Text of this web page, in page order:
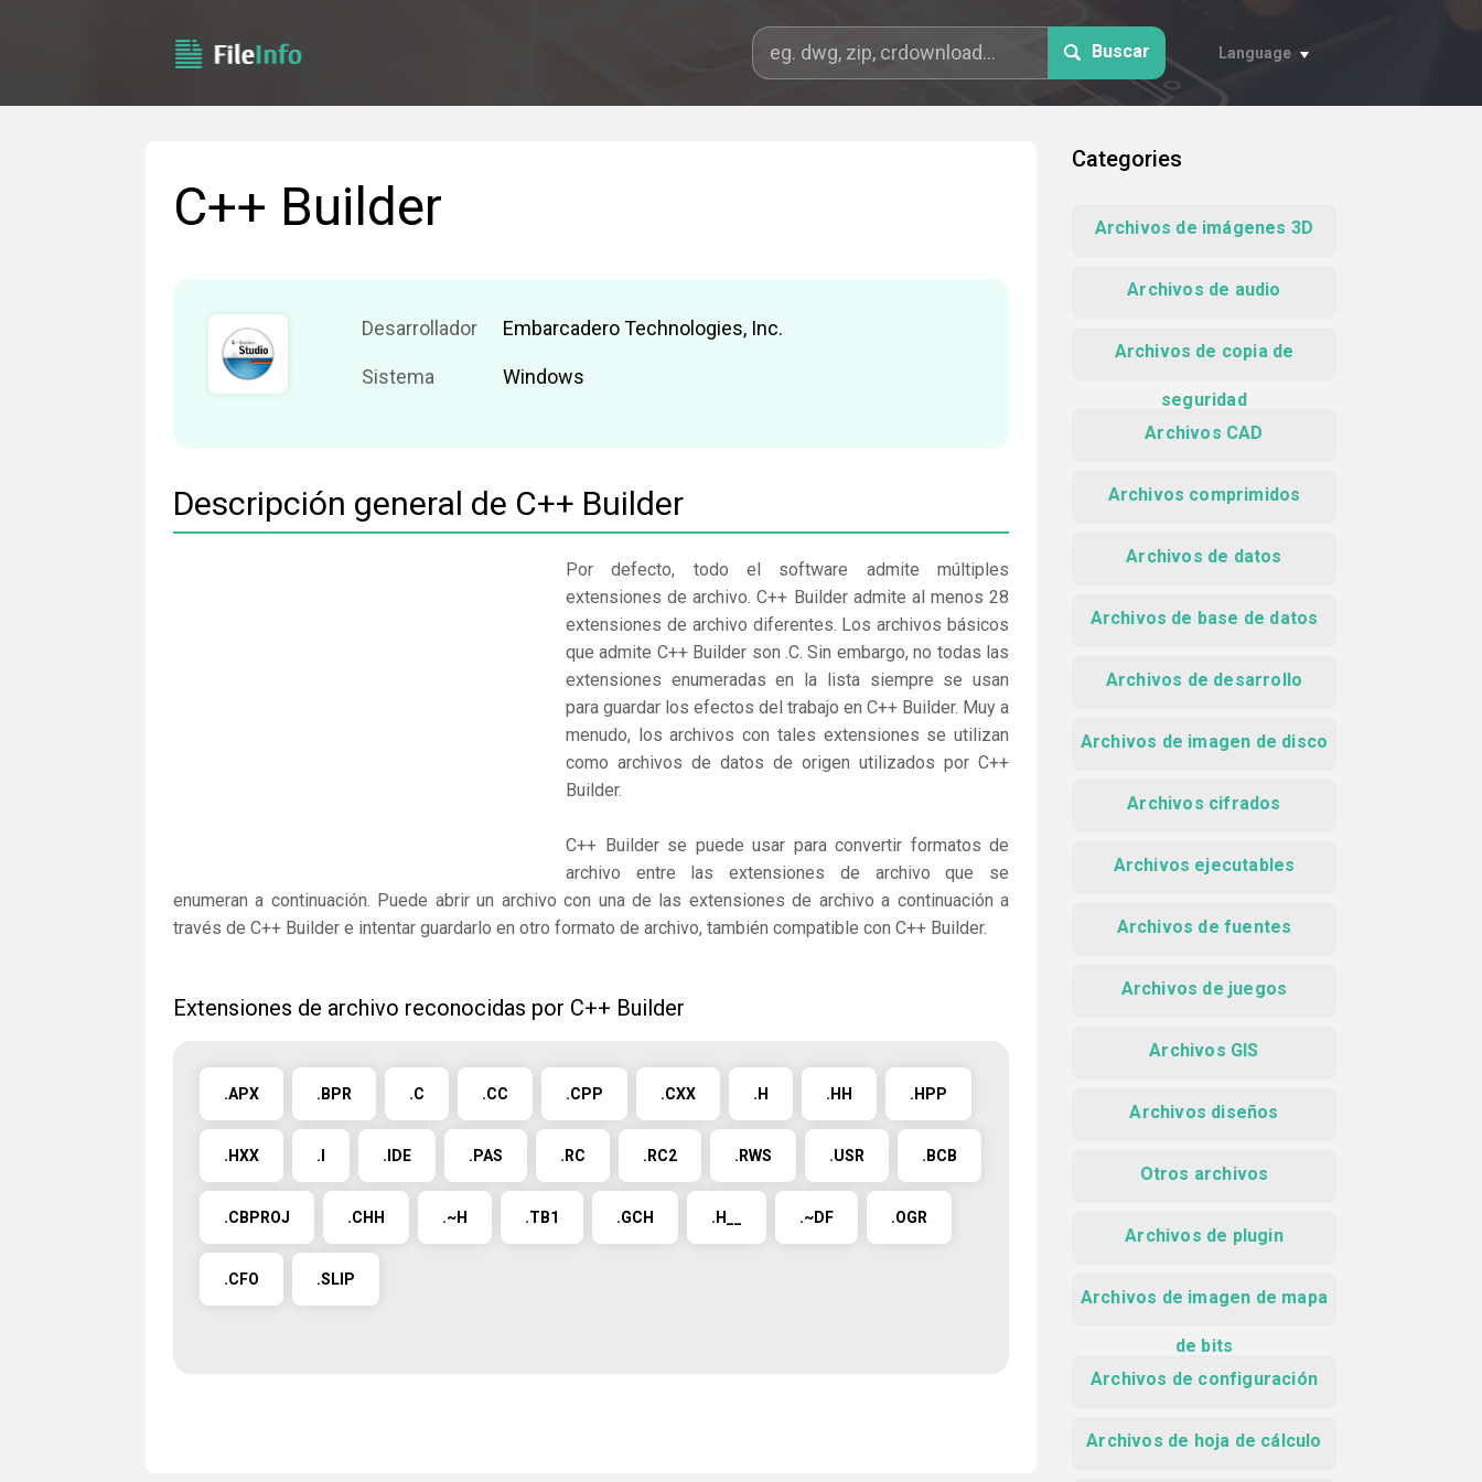
Buscar Language
C++ Builder
Desarrollador Embarcadero Technologies, Inc.
Sistema Windows
Descripción general de C++ Builder
Por defecto, todo el software admite múltiples
extensiones de archivo. C++ Builder admite al menos 28
extensiones de archivo diferentes. Los archivos básicos
que admite C++ Builder son .C. Sin embargo, no todas las
extensiones enumeradas en la lista siempre se usan
para guardar los efectos del trabajo en C++ Builder. Muy a
menudo, los archivos con tales extensiones se utilizan
como archivos de datos de origen utilizados por C++
Builder.
C++ Builder se puede usar para convertir formatos de
archivo entre las extensiones de archivo que se
enumeran a continuación. Puede abrir un archivo con una de las extensiones de archivo a continuación a
través de C++ Builder e intentar guardarlo en otro formato de archivo, también compatible con C++ Builder.
Extensiones de archivo reconocidas por C++ Builder
.APX .BPR .C .CC .CPP .CXX .H .HH .HPP
.HXX .I .IDE .PAS .RC .RC2 .RWS .USR .BCB
.CBPROJ .CHH .~H .TB1 .GCH .H__ .~DF .OGR
.CFO .SLIP
Categories
Archivos de imágenes 3D
Archivos de audio
Archivos de copia de
seguridad
Archivos CAD
Archivos comprimidos
Archivos de datos
Archivos de base de datos
Archivos de desarrollo
Archivos de imagen de disco
Archivos cifrados
Archivos ejecutables
Archivos de fuentes
Archivos de juegos
Archivos GIS
Archivos diseños
Otros archivos
Archivos de plugin
Archivos de imagen de mapa
de bits
Archivos de configuración
Archivos de hoja de cálculo